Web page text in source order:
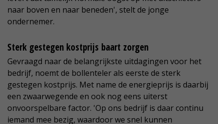
naar boven en naar beneden', stelt de jonge
ondernemer.
Sterk gestegen kostprijs baart zorgen
Gevraagd naar de belangrijkste uitdagingen voor het
bedrijf, noemt de bollenteler als eerste de sterk
gestegen kostprijs. Met name de energieprijs is daarbij
een zwaarwegende en ook nog eens uiterst
onvoorspelbare factor. 'Op ons bedrijf is daar continu
iemand mee bezig, waardoor we snel kunnen